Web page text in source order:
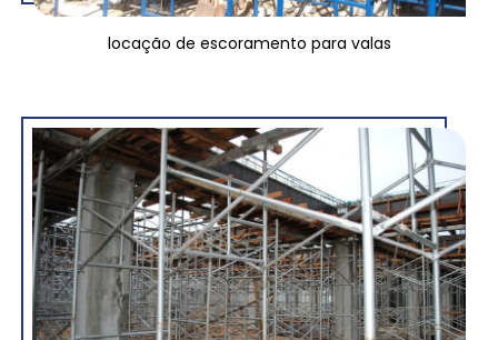
locação de escoramento para valas